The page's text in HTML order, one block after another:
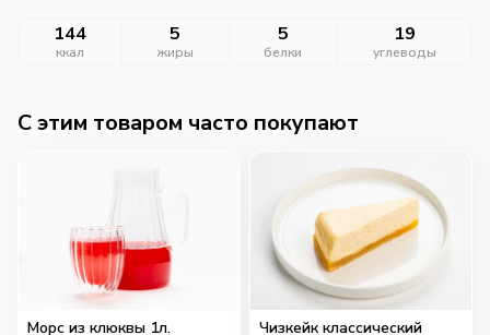
144
ккал
5
жиры
5
белки
19
углеводы
C этим товаром часто покупают
Морс из клюквы 1л. Чизкейк классический